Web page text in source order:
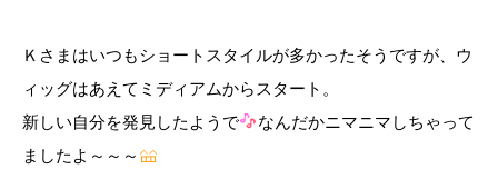
Ｋさまはいつもショートスタイルが多かったそうですが、ウ
ィッグはあえてミディアムからスタート。
新しい自分を発見したようで
なんだかニマニマしちゃって
ましたよ～～～